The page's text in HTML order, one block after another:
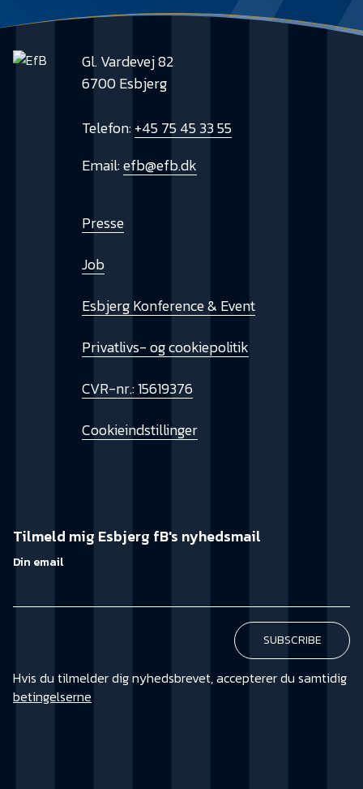
Gl. Vardevej 82
6700 Esbjerg
Telefon:+45 75 45 33 55
Email:efb@efb.dk
Presse
Job
Esbjerg Konference & Event
Privatlivs- og cookiepolitik
CVR-nr.: 15619376
Cookieindstillinger
Tilmeld mig Esbjerg fB's nyhedsmail
Din email
Hvis du tilmelder dig nyhedsbrevet, accepterer du samtidig
betingelserne